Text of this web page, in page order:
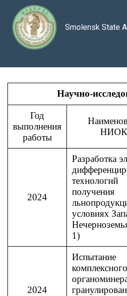
Smolensk State
Научно-
Год
выполнения
работы
2024
Разработка
технологий
получения
условиях
1)
2024
Испытание
комплексного